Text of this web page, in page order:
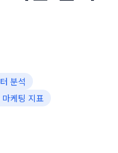
분석
마케팅 지표